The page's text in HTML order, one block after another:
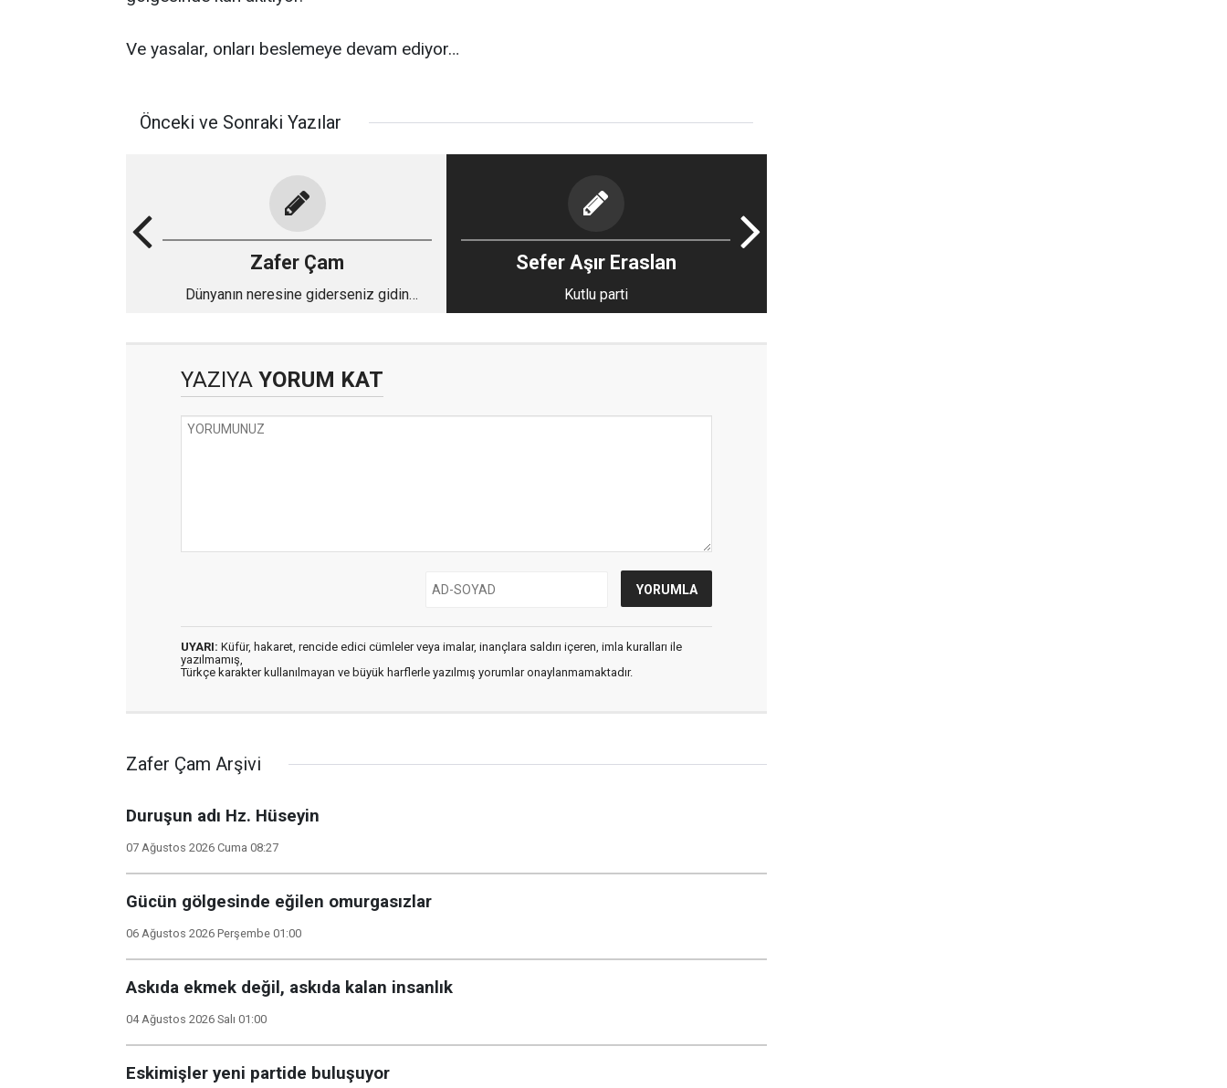
Ve yasalar, onları beslemeye devam ediyor…
Önceki ve Sonraki Yazılar
Zafer Çam
Dünyanın neresine giderseniz gidin
Sefer Aşır Eraslan
Kutlu parti
YAZIYA YORUM KAT
UYARI: Küfür, hakaret, rencide edici cümleler veya imalar, inançlara saldırı içeren, imla kuralları ile
yazılmamış,
Türkçe karakter kullanılmayan ve büyük harflerle yazılmış yorumlar onaylanmamaktadır.
Zafer Çam Arşivi
Duruşun adı Hz. Hüseyin
07 Ağustos 2026 Cuma 08:27
Gücün gölgesinde eğilen omurgasızlar
06 Ağustos 2026 Perşembe 01:00
Askıda ekmek değil, askıda kalan insanlık
04 Ağustos 2026 Salı 01:00
Eskimişler yeni partide buluşuyor